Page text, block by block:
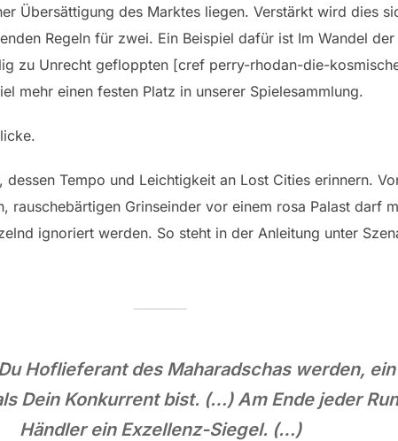
Übersättigung des Marktes liegen. Verstärkt wird dies
Regeln für zwei. Ein Beispiel dafür ist Im Wandel
zu Unrecht gefloppten [cref perry-rhodan-die-
mehr einen festen Platz in unserer Spielesammlung.
Tempo und Leichtigkeit an Lost Cities erinnern.
rauschebärtigen Grinseinder vor einem rosa Palast darf
ignoriert werden. So steht in der Anleitung unter
Hoflieferant des Maharadschas werden,
Dein Konkurrent bist. (…) Am Ende jeder
Händler ein Exzellenz-Siegel. (…)